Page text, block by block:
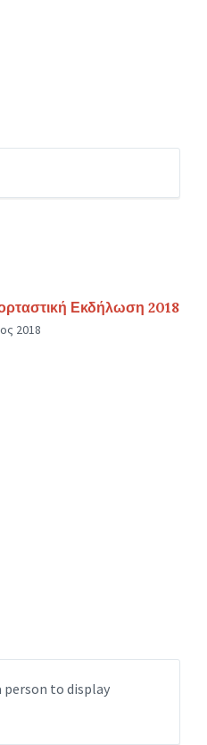
Εκδήλωση 2018
2018
person to display